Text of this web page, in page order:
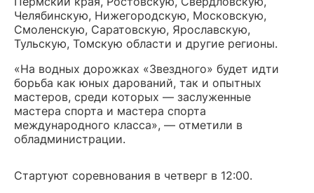
Челябинскую, Нижегородскую, Московскую,
Смоленскую, Саратовскую, Ярославскую,
Тульскую, Томскую области и другие регионы.
«На водных дорожках «Звездного» будет идти
борьба как юных дарований, так и опытных
мастеров, среди которых — заслуженные
мастера спорта и мастера спорта
международного класса», — отметили в
обладминистрации.
Стартуют соревнования в четверг в 12:00.